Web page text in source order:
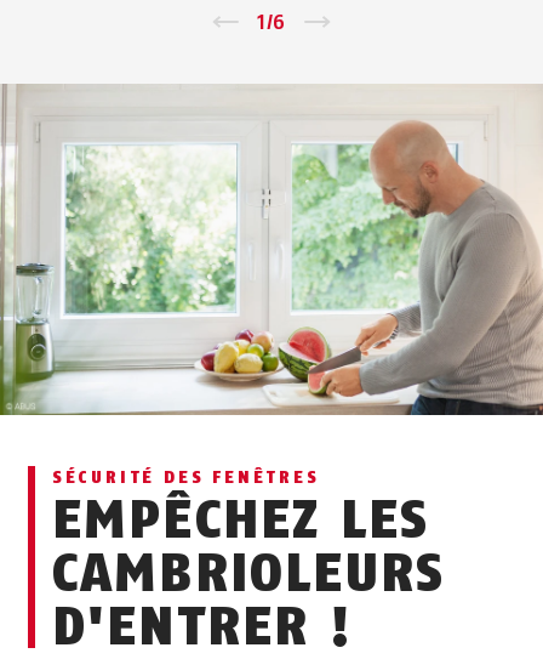
1/6
SÉCURITÉ DES FENÊTRES
EMPÊCHEZ LES
CAMBRIOLEURS
D'ENTRER !